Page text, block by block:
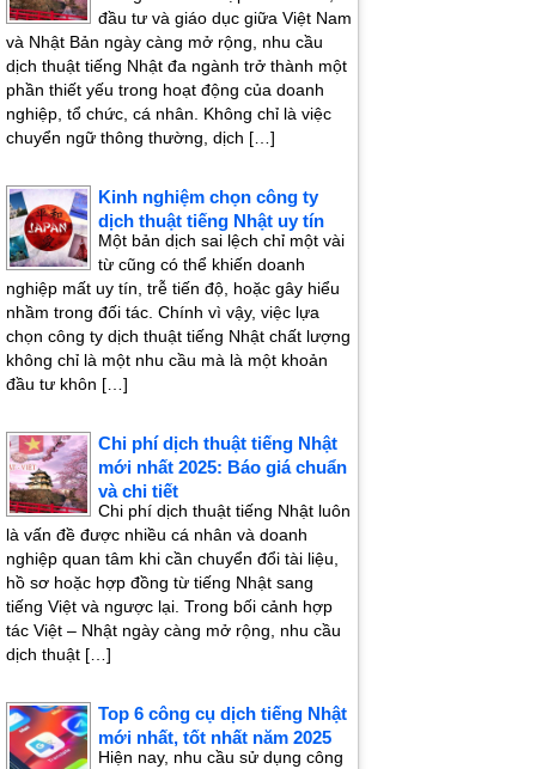
đầu tư và giáo dục giữa Việt Nam
và Nhật Bản ngày càng mở rộng, nhu cầu
dịch thuật tiếng Nhật đa ngành trở thành một
phần thiết yếu trong hoạt động của doanh
nghiệp, tổ chức, cá nhân. Không chỉ là việc
chuyển ngữ thông thường, dịch […]
Kinh nghiệm chọn công ty
dịch thuật tiếng Nhật uy tín
Một bản dịch sai lệch chỉ một vài
từ cũng có thể khiến doanh
nghiệp mất uy tín, trễ tiến độ, hoặc gây hiểu
nhầm trong đối tác. Chính vì vậy, việc lựa
chọn công ty dịch thuật tiếng Nhật chất lượng
không chỉ là một nhu cầu mà là một khoản
đầu tư khôn […]
Chi phí dịch thuật tiếng Nhật
mới nhất 2025: Báo giá chuẩn
và chi tiết
Chi phí dịch thuật tiếng Nhật luôn
là vấn đề được nhiều cá nhân và doanh
nghiệp quan tâm khi cần chuyển đổi tài liệu,
hồ sơ hoặc hợp đồng từ tiếng Nhật sang
tiếng Việt và ngược lại. Trong bối cảnh hợp
tác Việt – Nhật ngày càng mở rộng, nhu cầu
dịch thuật […]
Top 6 công cụ dịch tiếng Nhật
mới nhất, tốt nhất năm 2025
Hiện nay, nhu cầu sử dụng công